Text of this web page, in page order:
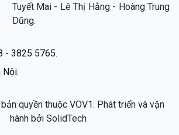
Tuyết Mai - Lê Thị Hằng - Hoàng Trung
Dũng.
- 3825 5765.
Nội.
quyền thuộc VOV1. Phát triển và vận
hành bởi SolidTech